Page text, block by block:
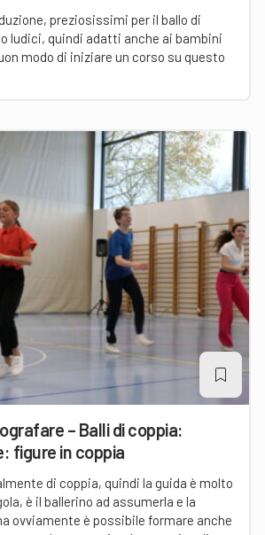
preziosissimi per il ballo di
ludici, quindi adatti anche ai bambini
modo di iniziare un corso su questo
– Balli di coppia:
figure in coppia
di coppia, quindi la guida è molto
è il ballerino ad assumerla e la
ovviamente è possibile formare anche